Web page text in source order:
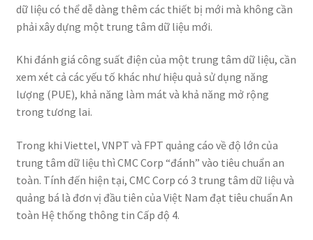
dữ liệu có thể dễ dàng thêm các thiết bị mới mà không cần
phải xây dựng một trung tâm dữ liệu mới.
Khi đánh giá công suất điện của một trung tâm dữ liệu, cần
xem xét cả các yếu tố khác như hiệu quả sử dụng năng
lượng (PUE), khả năng làm mát và khả năng mở rộng
trong tương lai.
Trong khi Viettel, VNPT và FPT quảng cáo về độ lớn của
trung tâm dữ liệu thì CMC Corp “đánh” vào tiêu chuẩn an
toàn. Tính đến hiện tại, CMC Corp có 3 trung tâm dữ liệu và
quảng bá là đơn vị đầu tiên của Việt Nam đạt tiêu chuẩn An
toàn Hệ thống thông tin Cấp độ 4.